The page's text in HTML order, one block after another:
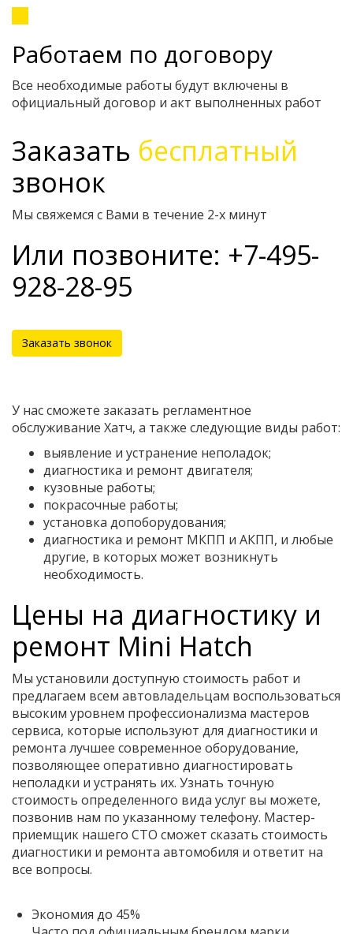
Работаем по договору
Все необходимые работы будут включены в
официальный договор и акт выполненных работ
Заказать бесплатный
звонок
Мы свяжемся с Вами в течение 2-х минут
Или позвоните: +7-495-
928-28-95
Заказать звонок
У нас сможете заказать регламентное
обслуживание Хатч, а также следующие виды работ:
выявление и устранение неполадок;
диагностика и ремонт двигателя;
кузовные работы;
покрасочные работы;
установка допоборудования;
диагностика и ремонт МКПП и АКПП, и любые
другие, в которых может возникнуть
необходимость.
Цены на диагностику и
ремонт Mini Hatch
Мы установили доступную стоимость работ и
предлагаем всем автовладельцам воспользоваться
высоким уровнем профессионализма мастеров
сервиса, которые используют для диагностики и
ремонта лучшее современное оборудование,
позволяющее оперативно диагностировать
неполадки и устранять их. Узнать точную
стоимость определенного вида услуг вы можете,
позвонив нам по указанному телефону. Мастер-
приемщик нашего СТО сможет сказать стоимость
диагностики и ремонта автомобиля и ответит на
все вопросы.
Экономия до 45%